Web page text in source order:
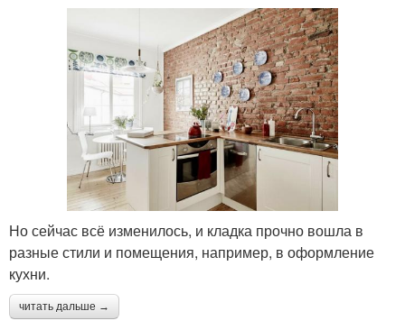
Но сейчас всё изменилось, и кладка прочно вошла в
разные стили и помещения, например, в оформление
кухни.
читать дальше →